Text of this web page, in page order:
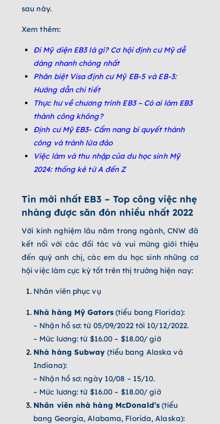
sau này.
Xem thêm:
Đi Mỹ diện EB3 là gì? Cơ hội định cư Mỹ dễ
dàng nhanh chóng nhất
Phân biệt Visa định cư Mỹ EB-5 và EB-3:
Hướng dẫn chi tiết
Thực hư về chương trình EB3 – Có ai làm EB3
thành công không?
Định cư Mỹ EB3- Cẩm nang bí quyết thành
công và tránh lừa đảo
Việc làm và thu nhập của du học sinh Mỹ
2024: thống kê từ A đến Z
Tin mới nhất EB3 – Top công việc nhẹ
nhàng được săn đón nhiều nhất 2022
Với kinh nghiệm lâu năm trong ngành, CNW đã
kết nối với các đối tác và vui mừng giới thiệu
đến quý anh chị, các em du học sinh những cơ
hội việc làm cực kỳ tốt trên thị trường hiện nay:
Nhân viên phục vụ
Nhà hàng Mỹ Gators(tiểu bang Florida):
– Nhận hồ sơ: từ 05/09/2022 tới 10/12/2022.
– Mức lương: từ $16.00 – $18.00/ giờ
Nhà hàng Subway (tiểu bang Alaska và
Indiana):
– Nhận hồ sơ: ngày 10/08 – 15/10.
– Mức lương: từ $16.00 – $18.00/ giờ
Nhân viên nhà hàng McDonald’s(tiểu
bang Georgia, Alabama, Florida, Alaska):